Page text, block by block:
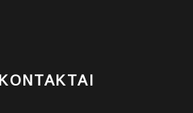
KONTAKTAI